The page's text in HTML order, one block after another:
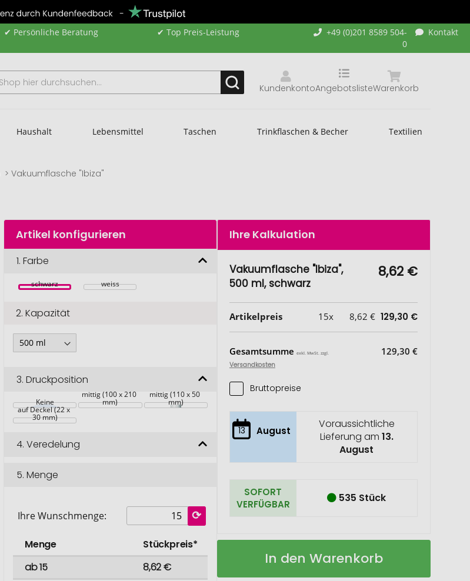
✔ Persönliche Beratung ✔ Top Preis-Leistung
+49 (0)201 8589 504-
0
Kontakt
Kundenkonto Warenkorb
Angebotsliste
Haushalt Lebensmittel Taschen Trinkflaschen & Becher Textilien
Vakuumflasche "Ibiza"
Artikel konfigurieren
1.Farbe
schwarz weiss
2.Kapazität
3.Druckposition
Keine
mittig (100 x 210
mm)
mittig (110 x 50
mm)
auf Deckel (22 x
30 mm)
4.Veredelung
5.Menge
Ihre Wunschmenge:
Menge
Stückpreis*
ab 15
8,62 €
Ihre Kalkulation
Vakuumflasche "Ibiza",
500 ml, schwarz
8,62 €
Artikelpreis 15x 8,62 € 129,30 €
Gesamtsumme exkl. MwSt. zzgl.
Versandkosten
129,30 €
Bruttopreise
13 August
Voraussichtliche
Lieferung am 13.
August
SOFORT
VERFÜGBAR
535 Stück
Vakuumflasche
Auf
In den Warenkorb